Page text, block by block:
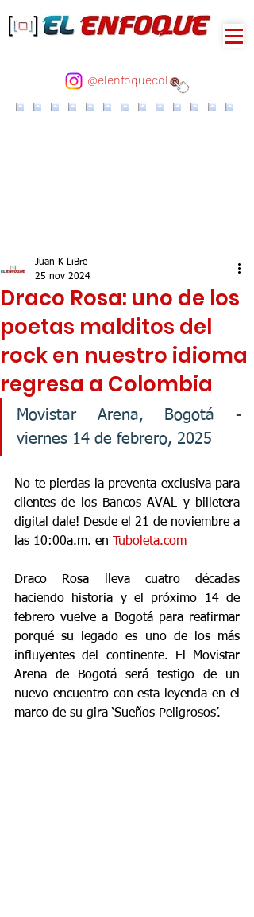
@elenfoquecol
Draco Rosa: uno de los
poetas malditos del
rock en nuestro idioma
regresa a Colombia
Juan K LiBre
25 nov 2024
Movistar Arena, Bogotá -
viernes 14 de febrero, 2025
No te pierdas la preventa exclusiva para
clientes de los Bancos AVAL y billetera
digital dale! Desde el 21 de noviembre a
las 10:00a.m. en
Tuboleta.com
Draco Rosa lleva cuatro décadas
haciendo historia y el próximo 14 de
febrero vuelve a Bogotá para reafirmar
porqué su legado es uno de los más
influyentes del continente. El Movistar
Arena de Bogotá será testigo de un
nuevo encuentro con esta leyenda en el
marco de su gira ‘Sueños Peligrosos’.